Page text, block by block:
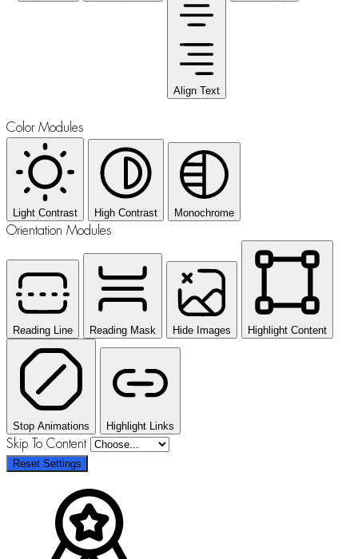
Align Text
Color Modules
Light Contrast High Contrast Monochrome
Orientation Modules
Reading Line Reading Mask Hide Images Highlight Content
Stop Animations Highlight Links
Skip To Content
Reset Settings